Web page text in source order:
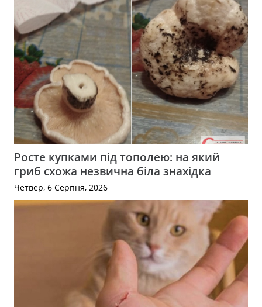
Росте купками під тополею: на який
гриб схожа незвична біла знахідка
Четвер, 6 Серпня, 2026